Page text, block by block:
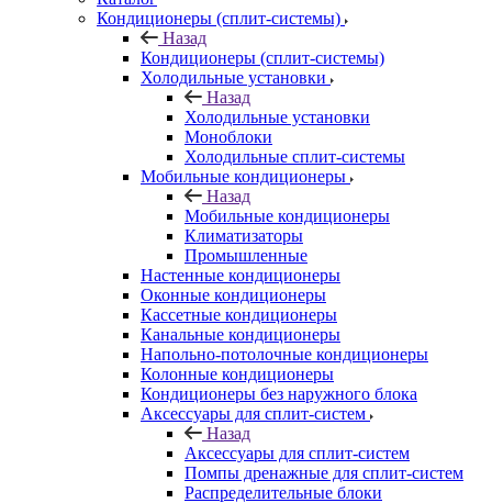
Кондиционеры (сплит-системы)
Назад
Кондиционеры (сплит-системы)
Холодильные установки
Назад
Холодильные установки
Моноблоки
Холодильные сплит-системы
Мобильные кондиционеры
Назад
Мобильные кондиционеры
Климатизаторы
Промышленные
Настенные кондиционеры
Оконные кондиционеры
Кассетные кондиционеры
Канальные кондиционеры
Напольно-потолочные кондиционеры
Колонные кондиционеры
Кондиционеры без наружного блока
Аксессуары для сплит-систем
Назад
Аксессуары для сплит-систем
Помпы дренажные для сплит-систем
Распределительные блоки